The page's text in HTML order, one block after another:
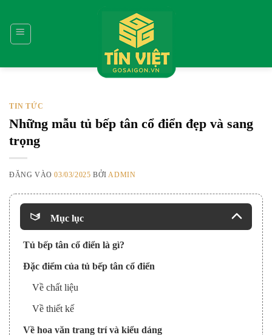
qua
nội
TIN TỨC
Những mẫu tủ bếp tân cổ điển đẹp và sang
trọng
ĐĂNG VÀO03/03/2025 BỞI ADMIN
Mục lục
Tủ bếp tân cổ điển là gì?
Đặc điểm của tủ bếp tân cổ điển
Về chất liệu
Về thiết kế
Về hoa văn trang trí và kiểu dáng